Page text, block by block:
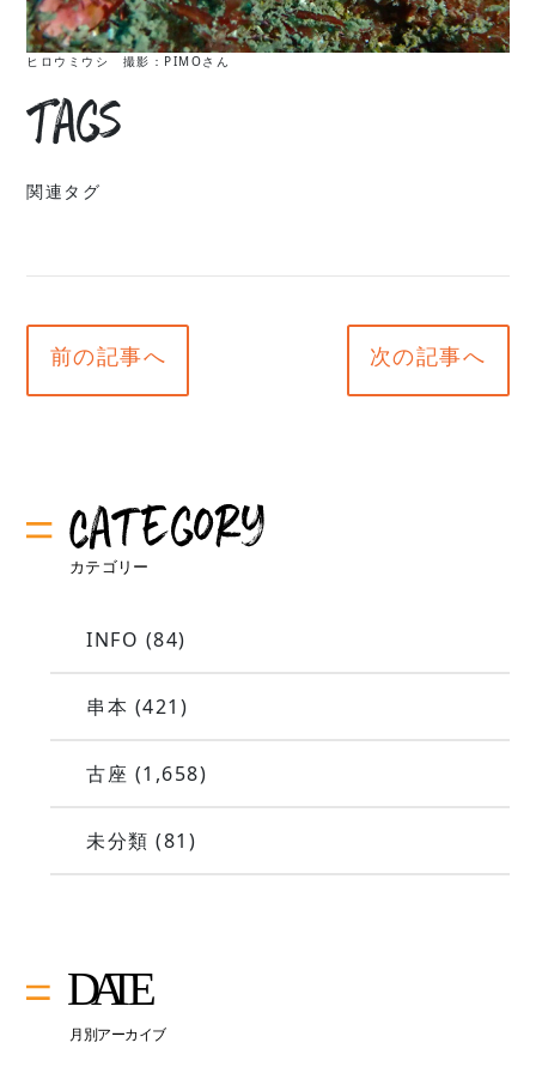
ヒロウミウシ 撮影：PIMOさん
Tags
関連タグ
前の記事へ 次の記事へ
INFO (84)
串本 (421)
古座 (1,658)
未分類 (81)